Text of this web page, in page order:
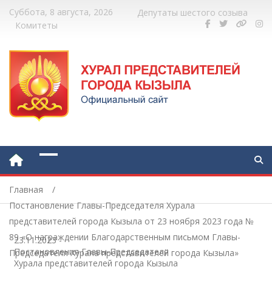
Суббота, 8 августа, 2026
Депутаты шестого созыва
Комитеты
Главная
Постановление Главы-Председателя Хурала
представителей города Кызыла от 23 ноября 2023 года №
89 «О награждении Благодарственным письмом Главы-
Председателя Хурала представителей города Кызыла»
23.11.2023-
Постановления Главы-Председателя
Хурала представителей города Кызыла